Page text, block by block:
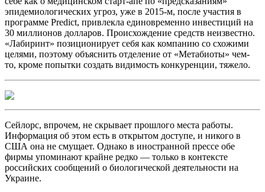
эпидемиологических угроз, уже в 2015-м, после участия в
программе Predict, привлекла единовременно инвестиций на
30 миллионов долларов. Происхождение средств неизвестно.
«Лабиринт» позиционирует себя как компанию со схожими
целями, поэтому объяснить отделение от «Метабиоты» чем-
то, кроме попытки создать видимость конкуренции, тяжело.
Сейлорс, впрочем, не скрывает прошлого места работы.
Информация об этом есть в открытом доступе, и никого в
США она не смущает. Однако в иностранной прессе обе
фирмы упоминают крайне редко — только в контексте
российских сообщений о биологической деятельности на
Украине.